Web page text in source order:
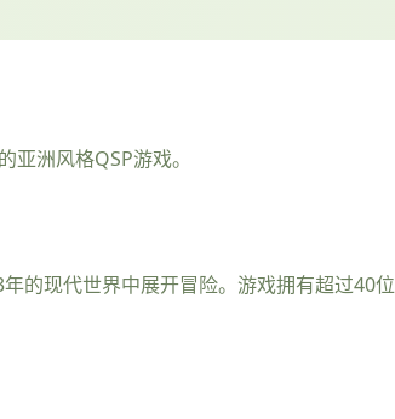
洲风格QSP游戏。
的现代世界中展开冒险。游戏拥有超过40位